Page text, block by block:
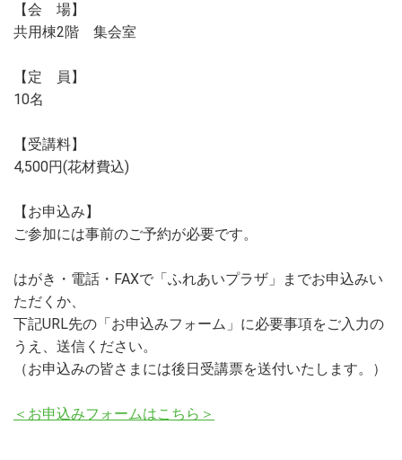
【会 場】
共用棟2階 集会室
【定 員】
10名
【受講料】
4,500円(花材費込)
【お申込み】
ご参加には事前のご予約が必要です。
はがき・電話・FAXで「ふれあいプラザ」までお申込みい
ただくか、
下記URL先の「お申込みフォーム」に必要事項をご入力の
うえ、送信ください。
（お申込みの皆さまには後日受講票を送付いたします。）
＜お申込みフォームはこちら＞